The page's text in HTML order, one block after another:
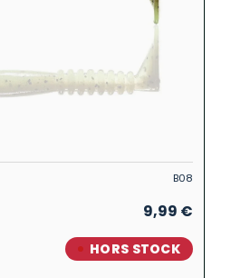
B08
9,99 €
HORS STOCK